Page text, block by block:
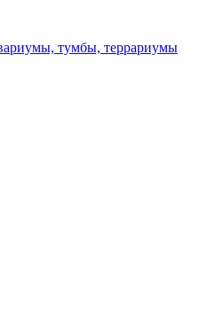
тумбы, террариумы